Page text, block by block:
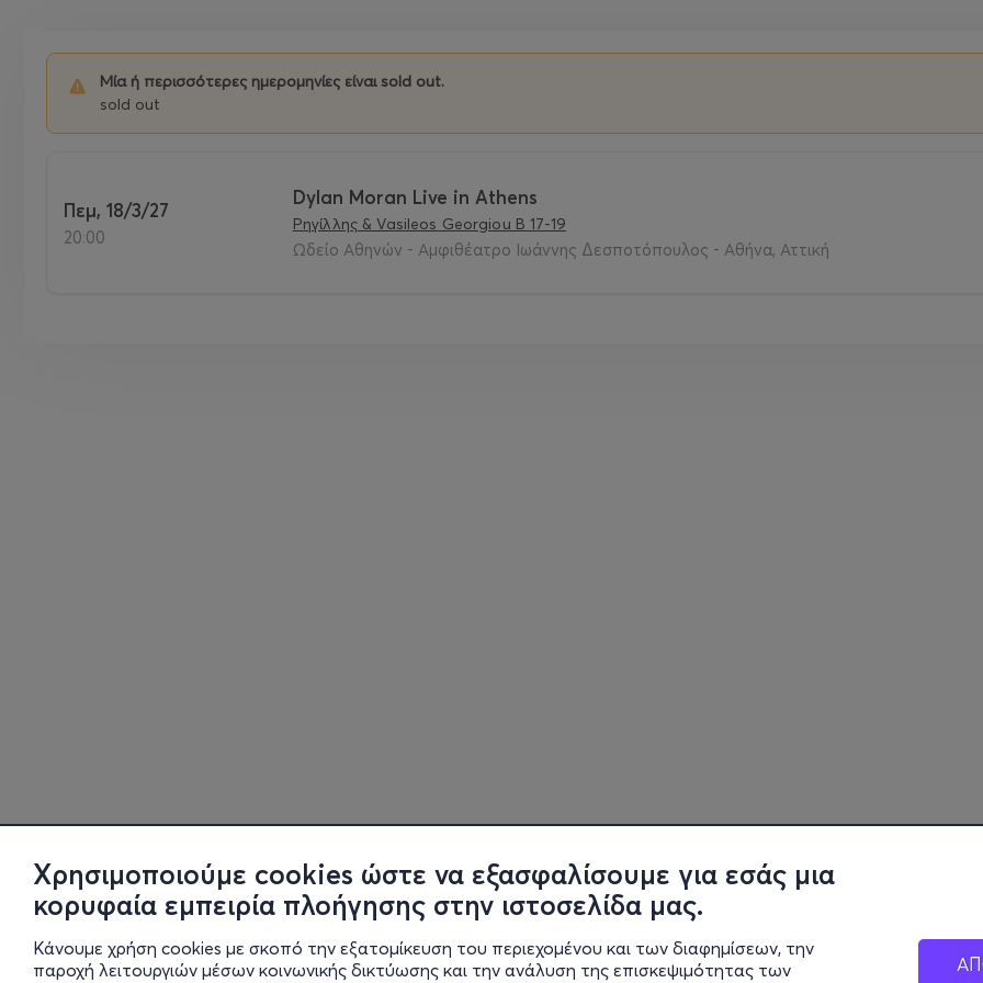
Χρησιμοποιούμε cookies ώστε να εξασφαλίσουμε για εσάς μια
κορυφαία εμπειρία πλοήγησης στην ιστοσελίδα μας.
Κάνουμε χρήση cookies με σκοπό την εξατομίκευση του περιεχομένου και των διαφημίσεων, την
παροχή λειτουργιών μέσων κοινωνικής δικτύωσης και την ανάλυση της επισκεψιμότητας των
Μία ή περισσότερες ημερομηνίες είναι sold out.
sold out
Πεμ, 18/3/27
20:00
Dylan Moran Live in Athens
Ρηγίλλης & Vasileos Georgiou B 17-19
Ωδείο Αθηνών - Αμφιθέατρο Ιωάννης Δεσποτόπουλος - Αθήνα, Αττική